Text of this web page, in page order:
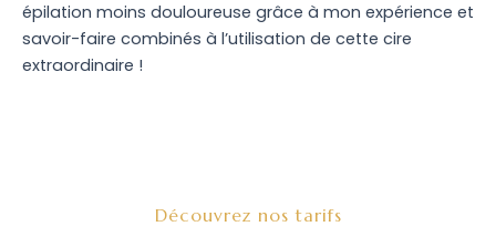
épilation moins douloureuse grâce à mon expérience et
savoir-faire combinés à l’utilisation de cette cire
extraordinaire !
Découvrez nos tarifs